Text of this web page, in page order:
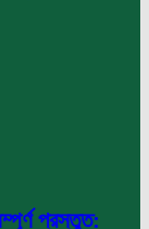
প্রস্তুত: